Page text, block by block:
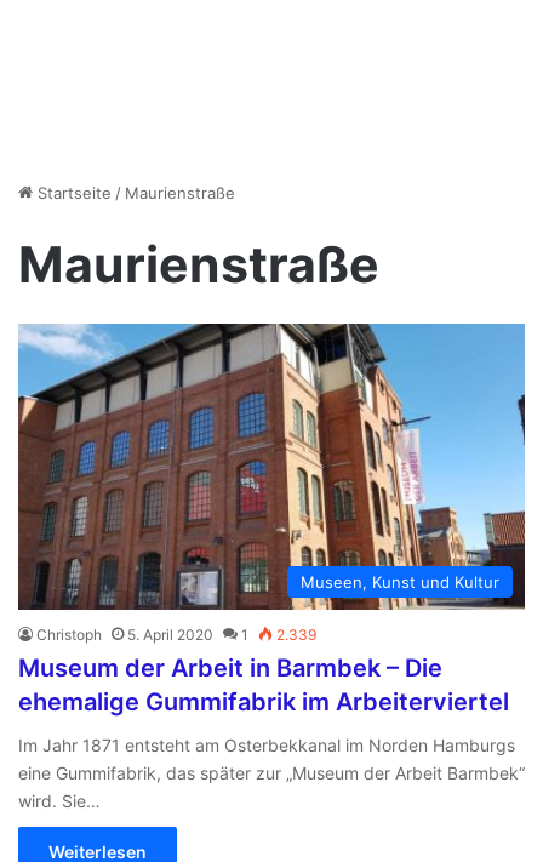
Startseite / Maurienstraße
Maurienstraße
Museen, Kunst und Kultur
Christoph 5. April 2020 1 2.339
Museum der Arbeit in Barmbek – Die
ehemalige Gummifabrik im Arbeiterviertel
Im Jahr 1871 entsteht am Osterbekkanal im Norden Hamburgs
eine Gummifabrik, das später zur „Museum der Arbeit Barmbek“
wird. Sie…
Weiterlesen